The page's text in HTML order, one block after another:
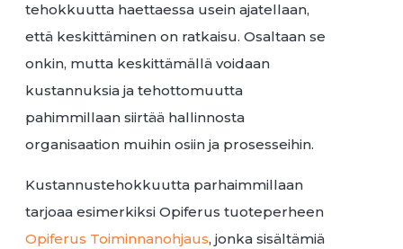
tehokkuutta haettaessa usein ajatellaan,
että keskittäminen on ratkaisu. Osaltaan se
onkin, mutta keskittämällä voidaan
kustannuksia ja tehottomuutta
pahimmillaan siirtää hallinnosta
organisaation muihin osiin ja prosesseihin.
Kustannustehokkuutta parhaimmillaan
tarjoaa esimerkiksi Opiferus tuoteperheen
Opiferus Toiminnanohjaus, jonka sisältämiä